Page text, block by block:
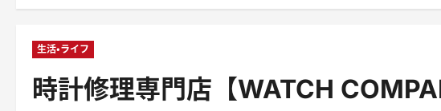
生活・ライフ
時計修理専門店【WATCH